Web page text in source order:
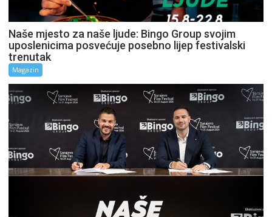
Naše mjesto za naše ljude: Bingo Group svojim
uposlenicima posvećuje posebno lijep festivalski
trenutak
Magazin